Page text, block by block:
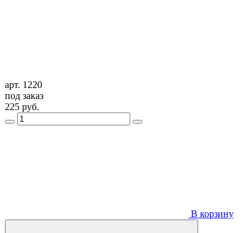
арт. 1220
под заказ
225 руб.
В корзину